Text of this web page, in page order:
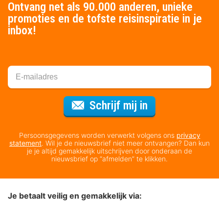
Ontvang net als 90.000 anderen, unieke
promoties en de tofste reisinspiratie in je
inbox!
Schrijf mij in
Persoonsgegevens worden verwerkt volgens ons privacy
statement. Wil je de nieuwsbrief niet meer ontvangen? Dan kun
je je altijd gemakkelijk uitschrijven door onderaan de
nieuwsbrief op “afmelden” te klikken.
Je betaalt veilig en gemakkelijk via: